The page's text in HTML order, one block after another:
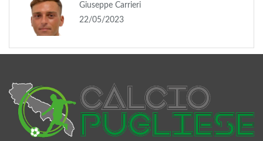
Giuseppe Carrieri
22/05/2023